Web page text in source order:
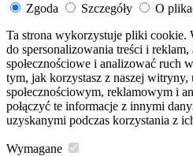
Zgoda Szczegóły
O
Ta strona wykorzystuje pliki
do spersonalizowania treści i
społecznościowe i analizować ruch
tym, jak korzystasz z naszej witryny,
społecznościowym, reklamowym i
połączyć te informacje z innymi
uzyskanymi podczas korzystania z
Wymagane